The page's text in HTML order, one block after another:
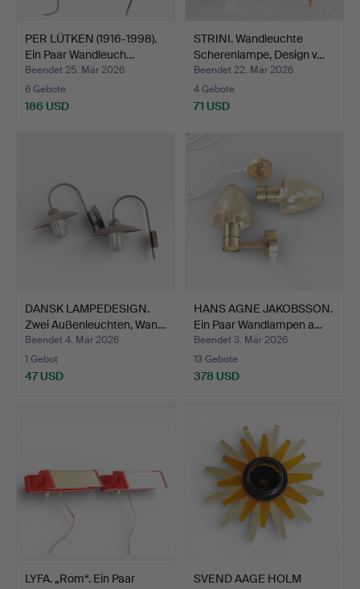
PER LÜTKEN (1916-1998).
Ein Paar Wandleuch…
Beendet 25. Mär 2026
6 Gebote
186 USD
STRINI. Wandleuchte
Scherenlampe, Design v…
Beendet 22. Mär 2026
4 Gebote
71 USD
DANSK LAMPEDESIGN.
Zwei Außenleuchten, Wan…
Beendet 4. Mär 2026
1 Gebot
47 USD
HANS AGNE JAKOBSSON.
Ein Paar Wandlampen a…
Beendet 3. Mär 2026
13 Gebote
378 USD
LYFA. „Rom“. Ein Paar
SVEND AAGE HOLM